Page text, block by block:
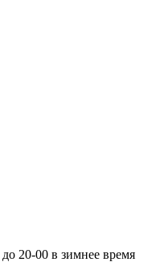
20-00 в зимнее время